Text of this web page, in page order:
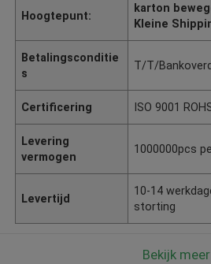
Hoogtepunt:
karton
Kleine
Betalingsconditie
s
T/T/
Certificering ISO 9001
Levering
vermogen
1000000pcs
Levertijd
10-14
storting
Bekijk meer